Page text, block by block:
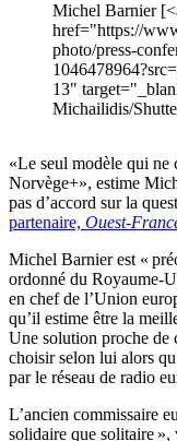
Michel Barnier
href="https://
photo/press-
13"
Michailidis/
«Le seul modèle qui ne
Norvège+», estime
pas d’accord sur la
partenaire, Ouest-
Michel Barnier est «
ordonné du Royaume-
en chef de l’Union
qu’il estime être la
Une solution proche de
choisir selon lui alors
par le réseau de radio
L’ancien commissaire
solidaire que solitaire »,